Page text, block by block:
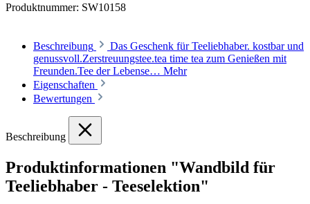
Produktnummer: SW10158
Beschreibung
Das Geschenk für Teeliebhaber. kostbar und
genussvoll.Zerstreuungstee.tea time tea zum Genießen mit
Freunden.Tee der Lebense… Mehr
Eigenschaften
Bewertungen
Beschreibung
Produktinformationen "Wandbild für
Teeliebhaber - Teeselektion"